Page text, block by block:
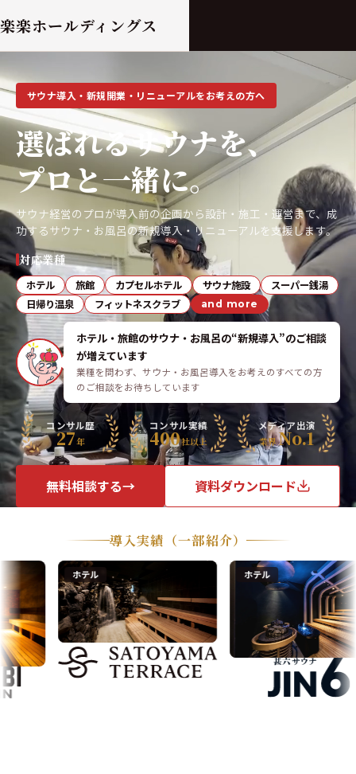
楽楽ホールディングス
サウナ導入・新規開業・リニューアルをお考えの方へ
選ばれるサウナを、
プロと一緒に。
サウナ経営のプロが導入前の企画から設計・施工・運営まで、 成
功するサウナ・お風呂の新規導入・リニューアルを支援します。
対応業種
ホテル 旅館 カプセルホテル サウナ施設
スーパー銭湯
日帰り温泉
フィットネスクラブ and more
ホテル・旅館のサウナ・お風呂の“新規導入”のご相談
が増えています
業種を問わず、サウナ・お風呂導入をお考えのすべての方
のご相談をお待ちしています
コンサル歴
27年
コンサル実績
400社以上
メディア出演
業界No.1
資料ダウンロード
無料相談する→
導入実績 （一部紹介）
ホテル